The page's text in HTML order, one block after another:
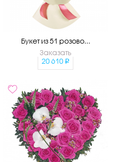
Букет из 51 розово...
Заказать
20 610